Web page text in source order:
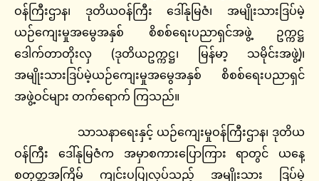
ဝန်ကြီးဌာန၊ ဒုတိယဝန်ကြီး ဒေါ်နုမြဇံ၊ အမျိုးသားဒြပ်မဲ့
ယဉ်ကျေးမှုအမွေအနှစ် စိစစ်ရေးပညာရှင်အဖွဲ့ ဥက္ကဋ္ဌ
ဒေါက်တာတိုးလှ (ဒုတိယဥက္ကဋ္ဌ၊ မြန်မာ့ သမိုင်းအဖွဲ့)၊
အမျိုးသားဒြပ်မဲ့ယဉ်ကျေးမှုအမွေအနှစ် စိစစ်ရေးပညာရှင်
အဖွဲ့ဝင်များ တက်ရောက် ကြသည်။
သာသနာရေးနှင့် ယဉ်ကျေးမှုဝန်ကြီးဌာန၊ ဒုတိယ
ဝန်ကြီး ဒေါ်နုမြဇံက အမှာစကားပြောကြား ရာတွင် ယနေ့
စတုတ္ထအကြိမ် ကျင်းပပြုလုပ်သည့် အမျိုးသား ဒြပ်မဲ့